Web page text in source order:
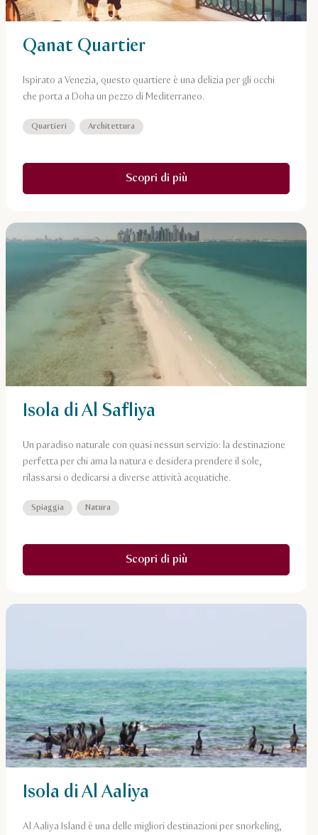
Quartieri Architettura
Qanat Quartier
Ispirato a Venezia, questo quartiere è una delizia per gli occhi
che porta a Doha un pezzo di Mediterraneo.
Scopri di più
Spiaggia Natura
Isola di Al Safliya
Un paradiso naturale con quasi nessun servizio: la destinazione
perfetta per chi ama la natura e desidera prendere il sole,
rilassarsi o dedicarsi a diverse attività acquatiche.
Scopri di più
Isola di Al Aaliya
Al Aaliya Island è una delle migliori destinazioni per snorkeling,